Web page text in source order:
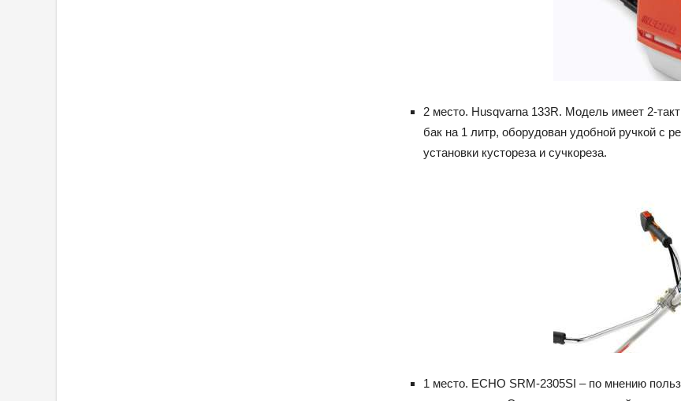
2 место. Husqvarna 133R. Модель имеет 2-
бак на 1 литр, оборудован удобной ручкой с
установки кустореза и сучкореза.
1 место. ECHO SRM-2305SI – по мнению